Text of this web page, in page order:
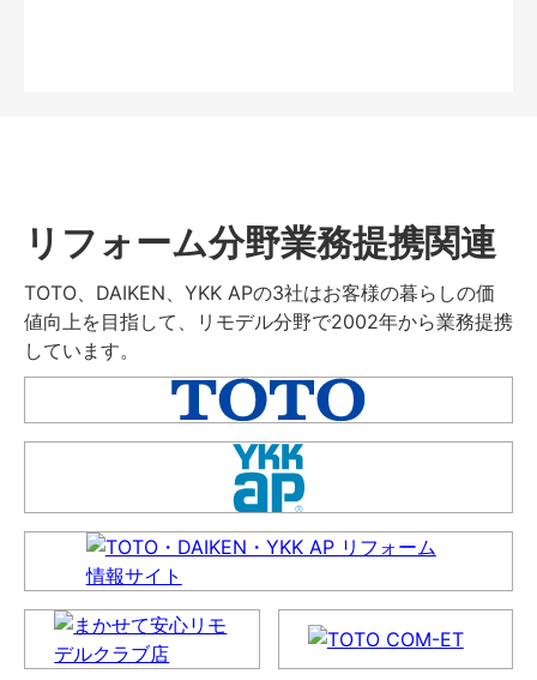
リフォーム分野業務提携関連
TOTO、DAIKEN、YKK APの3社はお客様の暮らしの価
値向上を目指して、リモデル分野で2002年から業務提携
しています。